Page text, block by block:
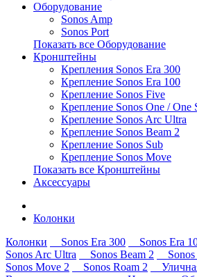
Оборудование
Sonos Amp
Sonos Port
Показать все Оборудование
Кронштейны
Крепления Sonos Era 300
Крепление Sonos Era 100
Крепление Sonos Five
Крепление Sonos One / One
Крепление Sonos Arc Ultra
Крепление Sonos Beam 2
Крепление Sonos Sub
Крепление Sonos Move
Показать все Кронштейны
Аксессуары
Колонки
Колонки
Sonos Era 300 Sonos Era
Sonos Arc Ultra
Sonos Beam 2 Sonos
Sonos Move 2
Sonos Roam 2